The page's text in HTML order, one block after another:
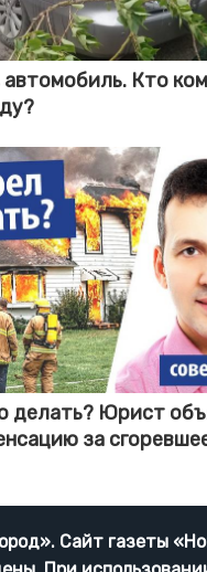
автомобиль. Кто
делать? Юрист
за
Cайт газеты